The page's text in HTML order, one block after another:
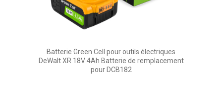
Batterie Green Cell pour outils électriques
DeWalt XR 18V 4Ah Batterie de remplacement
pour DCB182